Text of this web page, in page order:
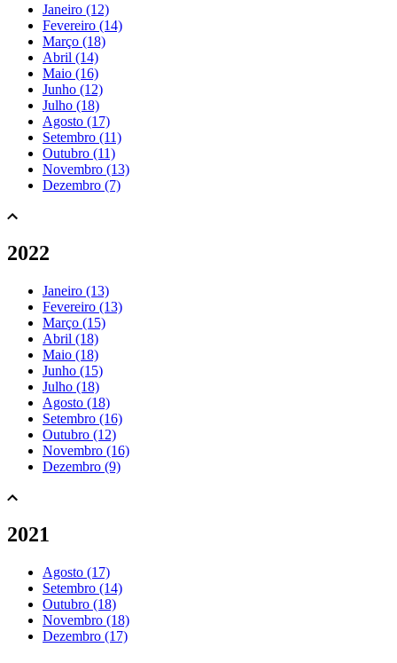
Janeiro (12)
Fevereiro (14)
Março (18)
Abril (14)
Maio (16)
Junho (12)
Julho (18)
Agosto (17)
Setembro (11)
Outubro (11)
Novembro (13)
Dezembro (7)
2022
Janeiro (13)
Fevereiro (13)
Março (15)
Abril (18)
Maio (18)
Junho (15)
Julho (18)
Agosto (18)
Setembro (16)
Outubro (12)
Novembro (16)
Dezembro (9)
2021
Agosto (17)
Setembro (14)
Outubro (18)
Novembro (18)
Dezembro (17)